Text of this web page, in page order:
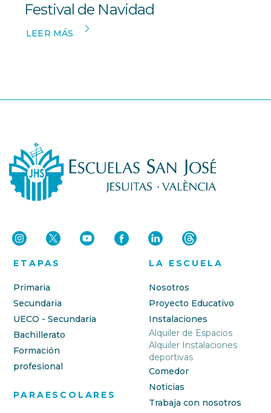
Festival de Navidad
LEER MÁS
ETAPAS
Primaria
Secundaria
UECO - Secundaria
Bachillerato
Formación
profesional
PARAESCOLARES
LA ESCUELA
Nosotros
Proyecto Educativo
Instalaciones
Alquiler de Espacios
Alquiler Instalaciones
deportivas
Comedor
Noticias
Trabaja con nosotros